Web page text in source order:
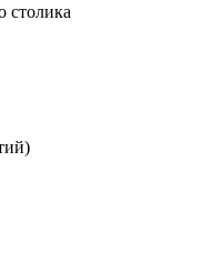
столика